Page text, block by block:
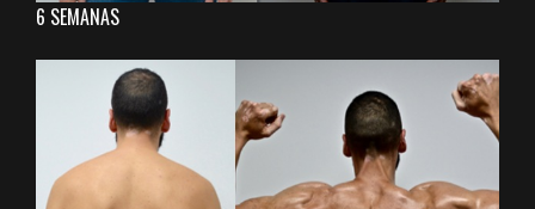
6 SEMANAS